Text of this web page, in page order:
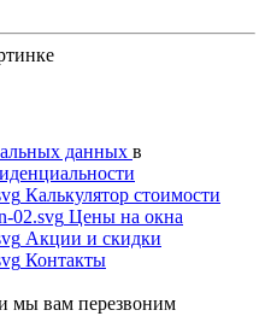
данных в
Калькулятор стоимости
Цены на окна
Акции и скидки
Контакты
мы вам перезвоним